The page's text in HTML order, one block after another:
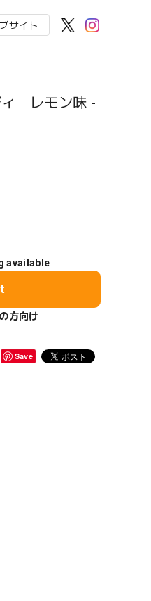
サイト
ィ レモン味 -
available
方向け
Save